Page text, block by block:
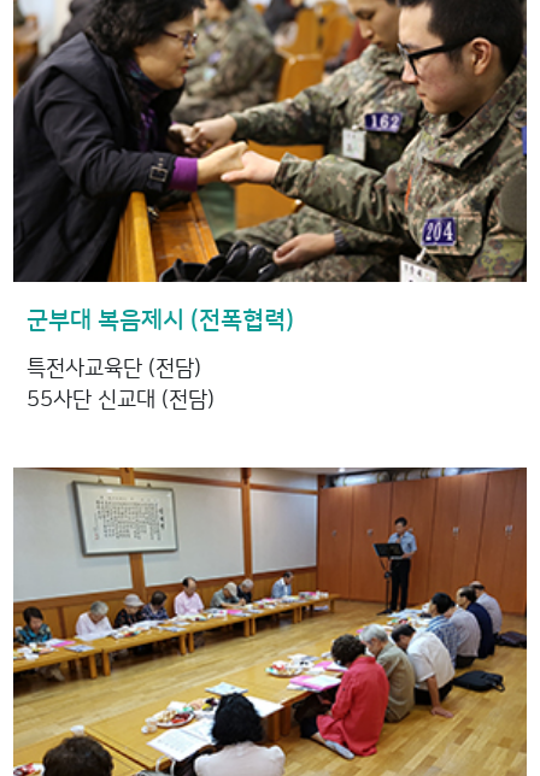
군부대 복음제시 (전폭협력)
특전사교육단 (전담)
55사단 신교대 (전담)